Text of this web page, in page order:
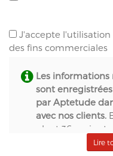
J'accepte l'utilisation
des fins commerciales
Les
sont
par Aptetude
avec nos clients.
pendant 36 mois et
- S.A.S. AptetudeLire